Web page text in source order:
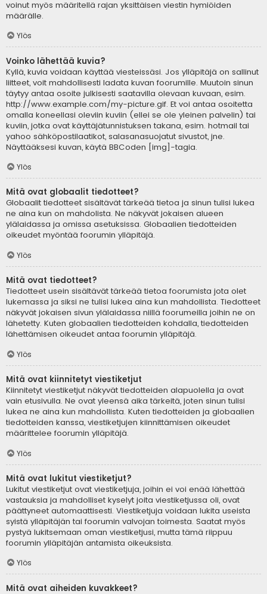
voinut myös määritellä rajan yksittäisen viestin hymiöiden
määrälle.
Ylös
Voinko lähettää kuvia?
Kyllä, kuvia voidaan käyttää viesteissäsi. Jos ylläpitäjä on sallinut
liitteet, voit mahdollisesti ladata kuvan foorumille. Muutoin sinun
täytyy antaa osoite julkisesti saatavilla olevaan kuvaan, esim.
http://www.example.com/my-picture.gif. Et voi antaa osoitetta
omalla koneellasi oleviin kuviin (ellei se ole yleinen palvelin) tai
kuviin, jotka ovat käyttäjätunnistuksen takana, esim. hotmail tai
yahoo sähköpostilaatikot, salasanasuojatut sivustot, jne.
Näyttääksesi kuvan, käytä BBCoden [img]-tagia.
Ylös
Mitä ovat globaalit tiedotteet?
Globaalit tiedotteet sisältävät tärkeää tietoa ja sinun tulisi lukea
ne aina kun on mahdolista. Ne näkyvät jokaisen alueen
ylälaidassa ja omissa asetuksissa. Globaalien tiedotteiden
oikeudet myöntää foorumin ylläpitäjä.
Ylös
Mitä ovat tiedotteet?
Tiedotteet usein sisältävät tärkeää tietoa foorumista jota olet
lukemassa ja siksi ne tulisi lukea aina kun mahdollista. Tiedotteet
näkyvät jokaisen sivun ylälaidassa niillä foorumeilla joihin ne on
lähetetty. Kuten globaalien tiedotteiden kohdalla, tiedotteiden
lähettämisen oikeudet antaa foorumin ylläpitäjä.
Ylös
Mitä ovat kiinnitetyt viestiketjut
Kiinnitetyt viestiketjut näkyvät tiedotteiden alapuolella ja ovat
vain etusivulla. Ne ovat yleensä aika tärkeitä, joten sinun tulisi
lukea ne aina kun mahdollista. Kuten tiedotteiden ja globaalien
tiedotteiden kanssa, viestiketjujen kiinnittämisen oikeudet
määrittelee foorumin ylläpitäjä.
Ylös
Mitä ovat lukitut viestiketjut?
Lukitut viestiketjut ovat viestiketjuja, joihin ei voi enää lähettää
vastauksia ja mahdolliset kyselyt joita viestiketjussa oli, ovat
päättyneet automaattisesti. Viestiketjuja voidaan lukita useista
syistä ylläpitäjän tai foorumin valvojan toimesta. Saatat myös
pystyä lukitsemaan oman viestiketjusi, mutta tämä riippuu
foorumin ylläpitäjän antamista oikeuksista.
Ylös
Mitä ovat aiheiden kuvakkeet?